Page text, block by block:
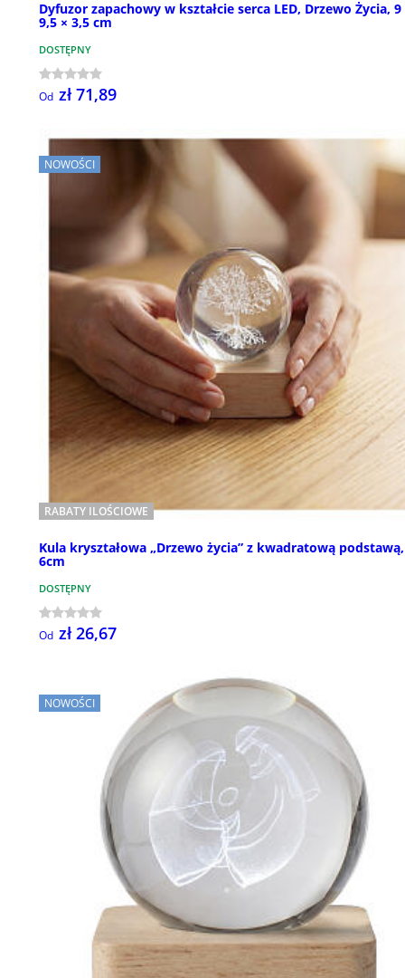
Dyfuzor zapachowy w kształcie serca LED, Drzewo Życia, 9
9,5 × 3,5 cm
DOSTĘPNY
Od zł 71,89
NOWOŚCI
RABATY ILOŚCIOWE
Kula kryształowa „Drzewo życia” z kwadratową podstawą,
6cm
DOSTĘPNY
Od zł 26,67
NOWOŚCI